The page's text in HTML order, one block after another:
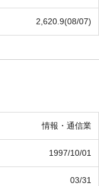
2,620.9(08/07)
情報・通信業
1997/10/01
03/31